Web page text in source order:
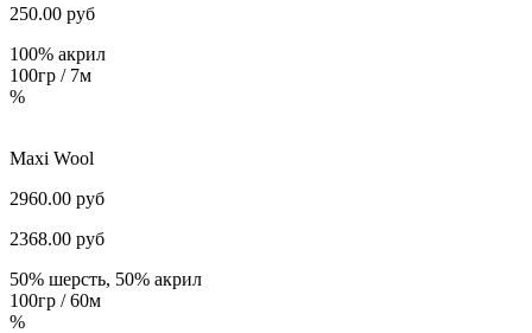
250.00 руб
100% акрил
100гр / 7м
%
Maxi Wool
2960.00 руб
2368.00 руб
50% шерсть, 50% акрил
100гр / 60м
%